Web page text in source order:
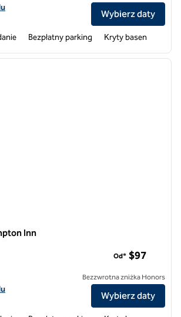
Hampton Inn Bellevue
Wybierz daty
Bezpłatny parking Kryty basen
Inn
dla Hampton Inn Council Bluffs
Od* $97
Bezzwrotna zniżka Honors
Wybierz daty